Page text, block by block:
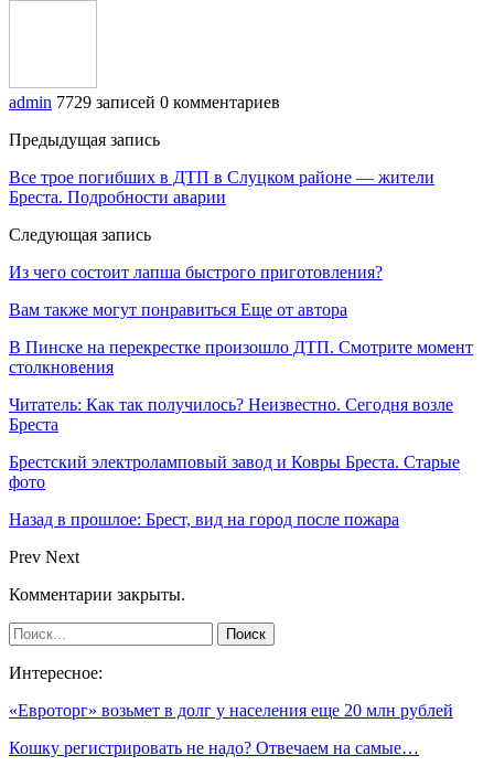
admin 7729 записей 0 комментариев
Предыдущая запись
Все трое погибших в ДТП в Слуцком районе — жители
Бреста. Подробности аварии
Следующая запись
Из чего состоит лапша быстрого приготовления?
Вам также могут понравиться Еще от автора
В Пинске на перекрестке произошло ДТП. Смотрите момент
столкновения
Читатель: Как так получилось? Неизвестно. Сегодня возле
Бреста
Брестский электроламповый завод и Ковры Бреста. Старые
фото
Назад в прошлое: Брест, вид на город после пожара
Prev Next
Комментарии закрыты.
Интересное:
«Евроторг» возьмет в долг у населения еще 20 млн рублей
Кошку регистрировать не надо? Отвечаем на самые…